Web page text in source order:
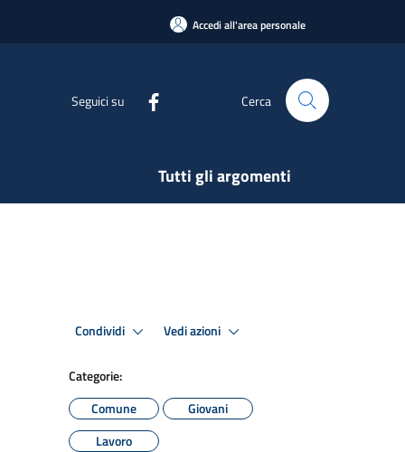
Accedi all'area personale
Seguici su Cerca
Tutti gli argomenti
Condividi Vedi azioni
Categorie:
Comune
Giovani
Lavoro